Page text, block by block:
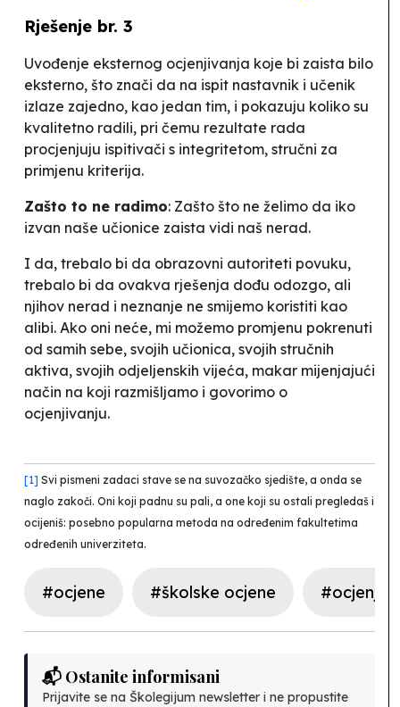
Rješenje br. 3
Uvođenje eksternog ocjenjivanja koje bi zaista bilo
eksterno, što znači da na ispit nastavnik i učenik
izlaze zajedno, kao jedan tim, i pokazuju koliko su
kvalitetno radili, pri čemu rezultate rada
procjenjuju ispitivači s integritetom, stručni za
primjenu kriterija.
Zašto to ne radimo: Zašto što ne želimo da iko
izvan naše učionice zaista vidi naš nerad.
I da, trebalo bi da obrazovni autoriteti povuku,
trebalo bi da ovakva rješenja dođu odozgo, ali
njihov nerad i neznanje ne smijemo koristiti kao
alibi. Ako oni neće, mi možemo promjenu pokrenuti
od samih sebe, svojih učionica, svojih stručnih
aktiva, svojih odjeljenskih vijeća, makar mijenjajući
način na koji razmišljamo i govorimo o
ocjenjivanju.
[1] Svi pismeni zadaci stave se na suvozačko sjedište, a onda se
naglo zakoči. Oni koji padnu su pali, a one koji su ostali pregledaš i
ocijeniš: posebno popularna metoda na određenim fakultetima
određenih univerziteta.
#ocjene #školske ocjene
📬 Ostanite informisani
Prijavite se na Školegijum newsletter i ne propustite